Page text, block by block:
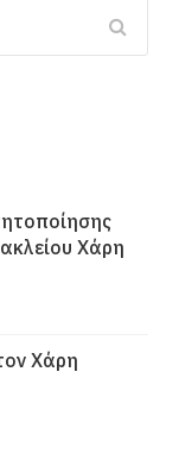
Χάρη
Χάρη